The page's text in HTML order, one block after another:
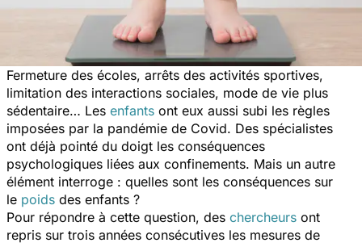
Fermeture des écoles, arrêts des activités sportives,
limitation des interactions sociales, mode de vie plus
sédentaire… Les enfants ont eux aussi subi les règles
imposées par la pandémie de Covid. Des spécialistes
ont déjà pointé du doigt les conséquences
psychologiques liées aux confinements. Mais un autre
élément interroge : quelles sont les conséquences sur
le poids des enfants ?
Pour répondre à cette question, des chercheurs ont
repris sur trois années consécutives les mesures de